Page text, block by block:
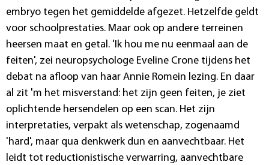
embryo tegen het gemiddelde afgezet. Hetzelfde geldt
voor schoolprestaties. Maar ook op andere terreinen
heersen maat en getal. 'Ik hou me nu eenmaal aan de
feiten', zei neuropsychologe Eveline Crone tijdens het
debat na afloop van haar Annie Romein lezing. En daar
al zit 'm het misverstand: het zijn geen feiten, je ziet
oplichtende hersendelen op een scan. Het zijn
interpretaties, verpakt als wetenschap, zogenaamd
'hard', maar qua denkwerk dun en aanvechtbaar. Het
leidt tot reductionistische verwarring, aanvechtbare